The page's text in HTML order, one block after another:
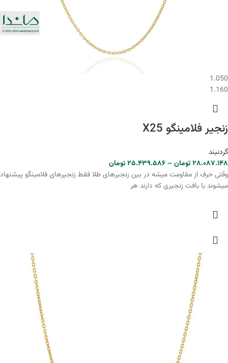
1.050
1.160
زنجیر فلامینگو X25
گردنبند
۲۸.۰۸۷.۱۴۸تومان–۲۵.۴۳۹.۵۸۶تومان
وقتی حرف از مقاومت میشه در بین زنجیرهای طلا فقط زنجیرهای فلامینگو پیشنهاد
میشوند با بافت زنجیری که دارند هر